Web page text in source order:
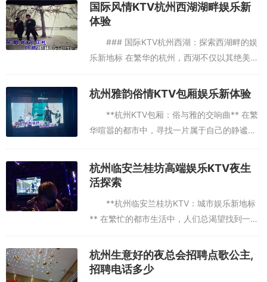
咯。好，很好找，服务很贴心！招聘也还可以。杭州哪里夜总会ktv招
聘商务迎宾,还有哪些职位
国际风情KTV杭州西湖湖畔娱乐新
体验
### 国际KTV杭州西湖：探索西湖畔的娱
乐新地标 在繁华的杭州，西湖不仅以其绝美的
自然风光闻名遐迩，更以其丰富的文化生活和
娱乐设施吸引着无数游客和居民。其中，“国际
杭州雅韵俗情KTV包厢娱乐新体验
**杭州KTV包厢：俗与雅的交响曲** 在繁
华喧嚣的都市中，寻找一片属于自己的静谧空
开生面的娱乐盛宴，杭州的KTV包厢无疑是一
个绝佳选择。这里...
杭州临安兰桂坊高端娱乐KTV夜生
活探索
**杭州临安兰桂坊KTV：城市娱乐新地标
** 在繁忙的都市生活中，人们总渴望找到一片
属于自己的娱乐净土，而杭州临安兰桂坊KTV
正是这样一处让人流连忘返的绝佳去处。作为
临安地区新兴的娱...
杭州生意好的夜总会招聘点歌公主,
招聘电话多少